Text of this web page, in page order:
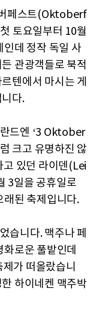
페스트(Oktoberf
토요일부터 10월
인데 정작 독일 사
관광객들로 북적
텐에서 마시는 게
다.
드엔 ‘3 Oktober
크고 유명하진 않
고 있던 라이덴(Lei
3일을 공휴일로
래된 축제입니다.
습니다. 맥주나 페
로운 풀밭인데
가 떠올랐습니
하이네켄 맥주박